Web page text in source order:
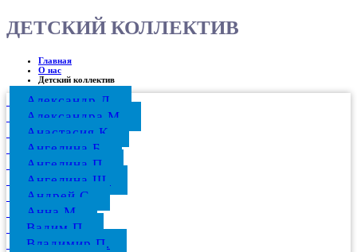
ДЕТСКИЙ КОЛЛЕКТИВ
Главная
О нас
Детский коллектив
Александр Л.
Александра М.
Анастасия К.
Ангелина Б.
Ангелина П.
Ангелина Ш.
Андрей С.
Анна М.
Вадим П.
Владимир П.